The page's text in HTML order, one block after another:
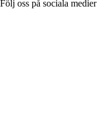
Följ oss på sociala medier